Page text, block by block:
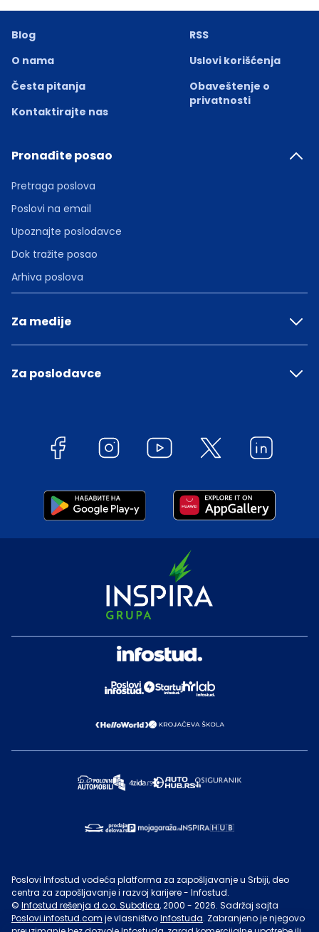
Blog
O nama
Česta pitanja
Kontaktirajte nas
RSS
Uslovi korišćenja
Obaveštenje o
privatnosti
Pronađite posao
Pretraga poslova
Poslovi na email
Upoznajte poslodavce
Dok tražite posao
Arhiva poslova
Za medije
Za poslodavce
Poslovi Infostud vodeća platforma za zapošljavanje u Srbiji, deo
centra za zapošljavanje i razvoj karijere - Infostud.
© Infostud rešenja d.o.o. Subotica, 2000 - 2026. Sadržaj sajta
Poslovi.infostud.com je vlasništvoInfostuda. Zabranjeno je njegovo